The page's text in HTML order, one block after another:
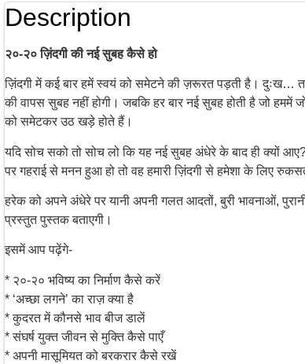
Description
२०-२० ज़िंदगी की नई सुबह कैसे हो
ज़िंदगी में कई बार हमें स्वयं को समेटने की ज़रूरत पड़ती है। दुःख…
की वापस सुबह नहीं होगी। जबकि हर बार नई सुबह होती है जो
को समेटकर उठ खड़े होते हैं।
यदि सोच सको तो सोच लो कि यह नई सुबह अंधेरे के बाद ही क्यों
पर गहराई से मनन हुआ हो तो वह हमारी ज़िंदगी से हमेशा के लिए
हरेक को अपने अंधेरे पर यानी अपनी गलत आदतों, बुरी भावनाओं,
प्रस्तुत पुस्तक बताएगी।
इसमें आप पढ़ेंगे-
* २०-२० भविष्य का निर्माण कैसे करें
* ‘अच्छा लगने’ का राज़ क्या है
* कुदरत में कौनसे भाव बीज डालें
* संघर्ष युक्त जीवन से मुक्ति कैसे पाएँ
* अपनी मासूमियत को बरकरार कैसे रखें